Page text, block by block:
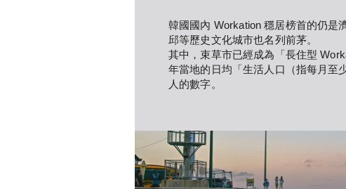
韓國國內 Workation 穩居榜首的仍是
邱等歷史文化城市也名列前茅。
其中，束草市已經成為「長住型
年當地的日均「生活人口（指每月至
人的數字。